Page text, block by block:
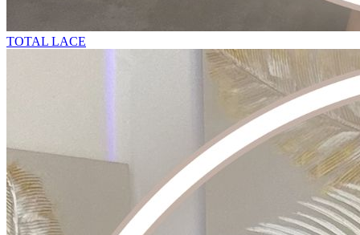
TOTAL LACE